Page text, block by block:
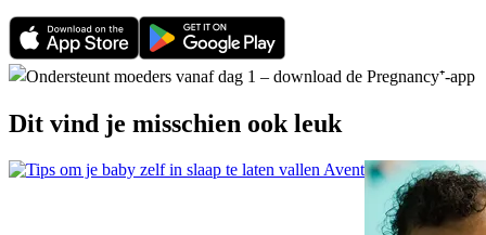
Dit vind je misschien ook leuk